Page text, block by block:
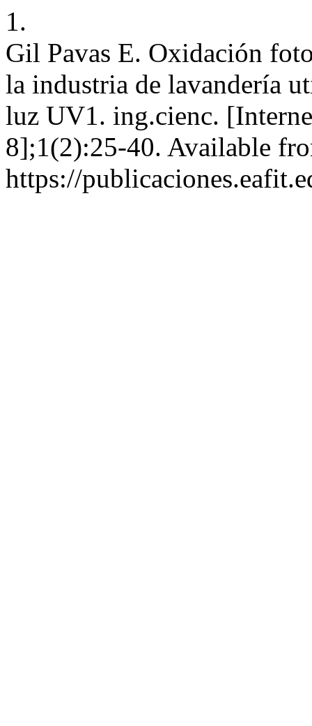
1.
Gil Pavas E. Oxidación
la industria de lavandería
luz UV1. ing.cienc.
8];1(2):25-40. Available
https://